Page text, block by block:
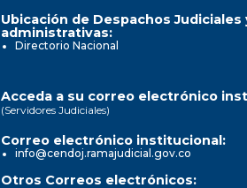
Ubicación de Despachos Judiciales
administrativas:
Directorio Nacional
Acceda a su correo electrónico
(Servidores Judiciales)
Correo electrónico institucional:
info@cendoj.ramajudicial.gov.co
Otros Correos electrónicos: